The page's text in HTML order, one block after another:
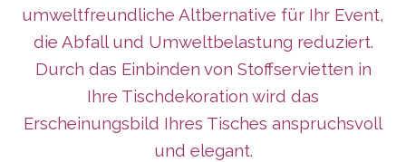
umweltfreundliche Altbernative für Ihr Event,
die Abfall und Umweltbelastung reduziert.
Durch das Einbinden von Stoffservietten in
Ihre Tischdekoration wird das
Erscheinungsbild Ihres Tisches anspruchsvoll
und elegant.